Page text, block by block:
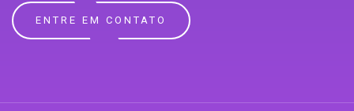
ENTRE EM CONTATO